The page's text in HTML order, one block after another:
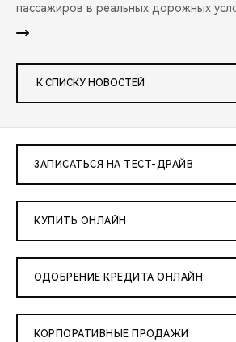
пассажиров в реальных дорожных
К СПИСКУ НОВОСТЕЙ
ЗАПИСАТЬСЯ НА ТЕСТ-ДРАЙВ
КУПИТЬ ОНЛАЙН
ОДОБРЕНИЕ КРЕДИТА ОНЛАЙН
КОРПОРАТИВНЫЕ ПРОДАЖИ